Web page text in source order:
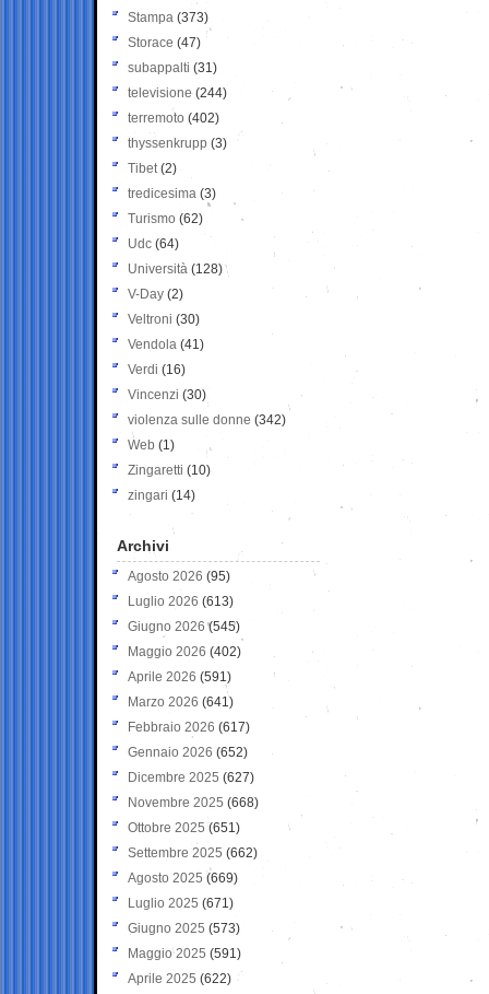
Stampa (373)
Storace (47)
subappalti (31)
televisione(244)
terremoto (402)
thyssenkrupp (3)
Tibet(2)
tredicesima (3)
Turismo (62)
Udc (64)
Università (128)
V-Day (2)
Veltroni (30)
Vendola (41)
Verdi (16)
Vincenzi (30)
violenza sulle donne (342)
Web (1)
Zingaretti (10)
zingari (14)
Archivi
Agosto 2026 (95)
Luglio 2026 (613)
Giugno 2026 (545)
Maggio 2026 (402)
Aprile 2026 (591)
Marzo 2026 (641)
Febbraio 2026 (617)
Gennaio 2026 (652)
Dicembre 2025 (627)
Novembre 2025 (668)
Ottobre 2025 (651)
Settembre 2025 (662)
Agosto 2025 (669)
Luglio 2025 (671)
Giugno 2025 (573)
Maggio 2025 (591)
Aprile 2025 (622)